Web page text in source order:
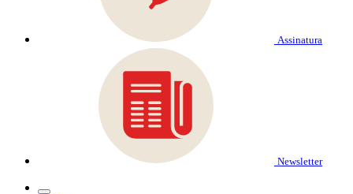
Assinatura
Newsletter